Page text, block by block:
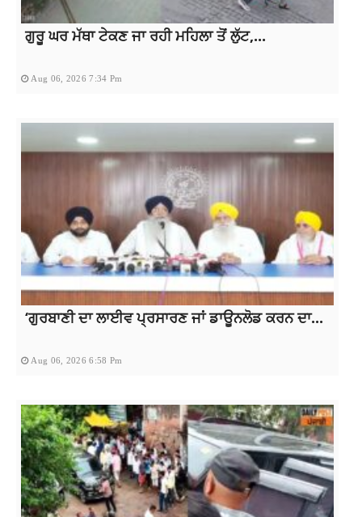
ਗੁਰੂ ਘਰ ਮੱਥਾ ਟੇਕਣ ਜਾ ਰਹੀ ਮਹਿਲਾ ਤੋਂ ਲੁੱਟ,...
Aug 06, 2026 7:34 Pm
‘ਗੁਰਬਾਣੀ ਦਾ ਲਾਈਵ ਪ੍ਰਸਾਰਣ ਜਾਂ ਡਾਊਨਲੋਡ ਕਰਨ ਦਾ...
Aug 06, 2026 6:58 Pm